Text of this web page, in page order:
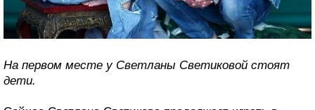
На первом месте у Светланы Светиковой стоят
дети.